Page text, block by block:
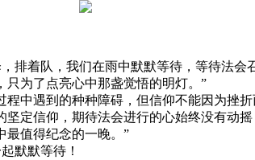
着队，我们在雨中默默等待，等待法会
为了点亮心中那盏觉悟的明灯。”
遇到的种种障碍，但信仰不能因为挫
定信仰，期待法会进行的心始终没有动摇
值得纪念的一晚。”
默默等待！